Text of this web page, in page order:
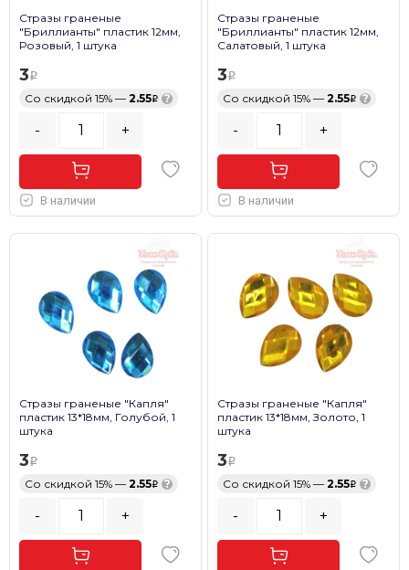
Стразы граненые
"Бриллианты" пластик 12мм,
Розовый, 1 штука
3
Со скидкой 15% — 2.55 ?
- +
В наличии
Стразы граненые
"Бриллианты" пластик 12мм,
Салатовый, 1 штука
3
Со скидкой 15% — 2.55 ?
- +
В наличии
Стразы граненые "Капля"
пластик 13*18мм, Голубой, 1
штука
3
Со скидкой 15% — 2.55 ?
- +
Стразы граненые "Капля"
пластик 13*18мм, Золото, 1
штука
3
Со скидкой 15% — 2.55 ?
- +